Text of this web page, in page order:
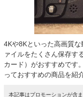
4Kや8Kといった高画質
ァイルをたくさん保存す
カード）がおすすめです
っておすすめの商品を紹
本記事はプロモーションが含